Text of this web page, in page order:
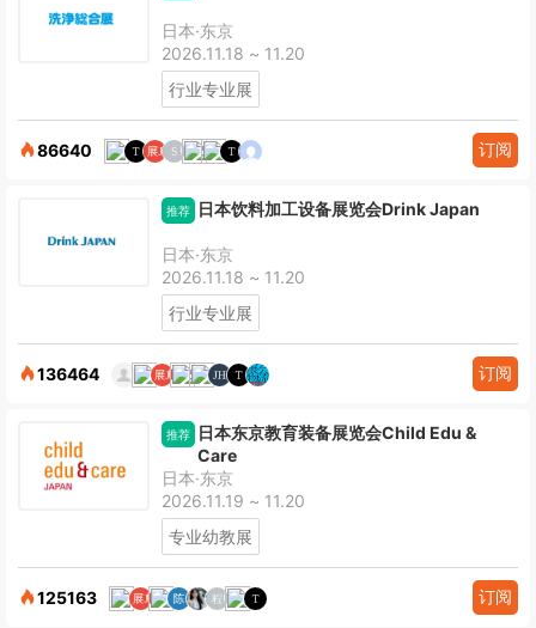
日本·东京
2026.11.18 ~ 11.20
行业专业展
86640 订阅
推荐 日本饮料加工设备展览会Drink Japan
日本·东京
2026.11.18 ~ 11.20
行业专业展
136464 订阅
推荐
日本东京教育装备展览会Child Edu &
Care
日本·东京
2026.11.19 ~ 11.20
专业幼教展
125163 订阅